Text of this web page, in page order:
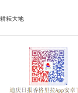
耘大地